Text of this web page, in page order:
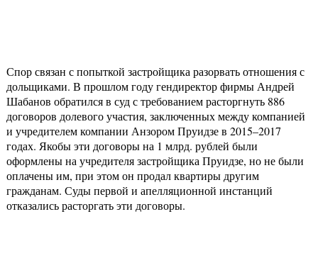
Спор связан с попыткой застройщика разорвать отношения с
дольщиками. В прошлом году гендиректор фирмы Андрей
Шабанов обратился в суд с требованием расторгнуть 886
договоров долевого участия, заключенных между компанией
и учредителем компании Анзором Пруидзе в 2015–2017
годах. Якобы эти договоры на 1 млрд. рублей были
оформлены на учредителя застройщика Пруидзе, но не были
оплачены им, при этом он продал квартиры другим
гражданам. Суды первой и апелляционной инстанций
отказались расторгать эти договоры.